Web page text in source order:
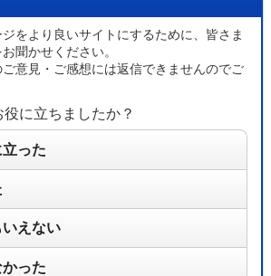
をより良いサイトにするために、皆さま
聞かせください。
意見・ご感想には返信できませんのでご
に立ちましたか？
った
えない
った